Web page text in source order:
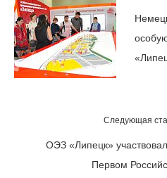
Следующая
ОЭЗ «Липецк»
Первом